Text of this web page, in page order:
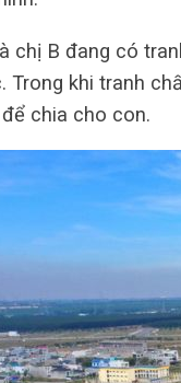
chị B đang có
Trong khi tranh
chia cho con.